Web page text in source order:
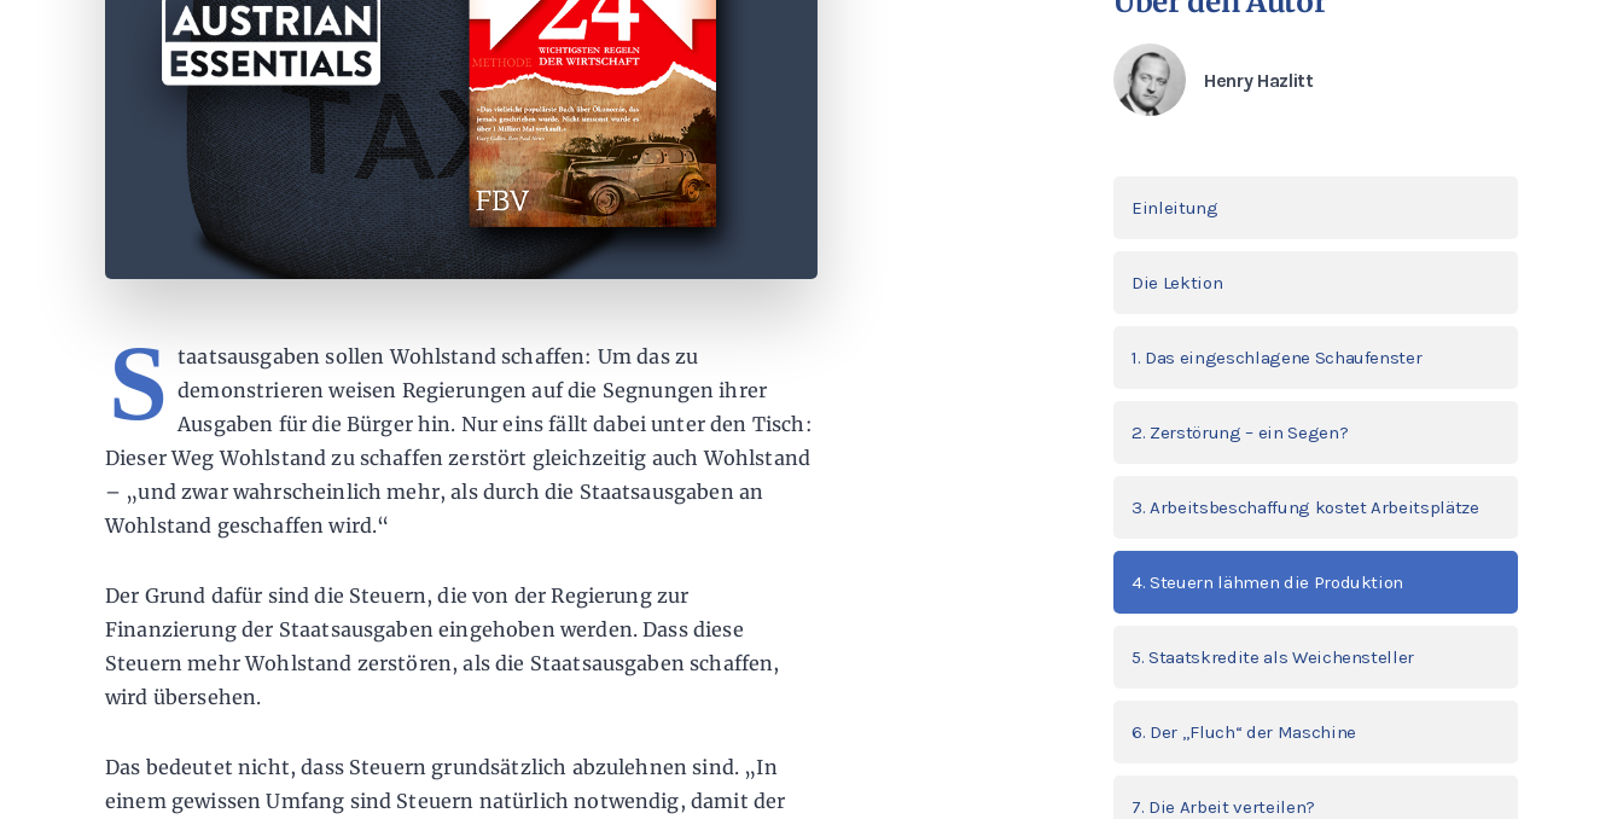
S taatsausgaben sollen Wohlstand schaffen: Um das zu
demonstrieren weisen Regierungen auf die Segnungen ihrer
Ausgaben für die Bürger hin. Nur eins fällt dabei unter den Tisch:
Dieser Weg Wohlstand zu schaffen zerstört gleichzeitig auch Wohlstand
– „und zwar wahrscheinlich mehr, als durch die Staatsausgaben an
Wohlstand geschaffen wird.“
Der Grund dafür sind die Steuern, die von der Regierung zur
Finanzierung der Staatsausgaben eingehoben werden. Dass diese
Steuern mehr Wohlstand zerstören, als die Staatsausgaben schaffen,
wird übersehen.
Das bedeutet nicht, dass Steuern grundsätzlich abzulehnen sind. „In
einem gewissen Umfang sind Steuern natürlich notwendig, damit der
Henry Hazlitt
Einleitung
Die Lektion
1. Das eingeschlagene Schaufenster
2. Zerstörung – ein Segen?
3. Arbeitsbeschaffung kostet Arbeitsplätze
4. Steuern lähmen die Produktion
5. Staatskredite als Weichensteller
6. Der „Fluch“ der Maschine
7. Die Arbeit verteilen?